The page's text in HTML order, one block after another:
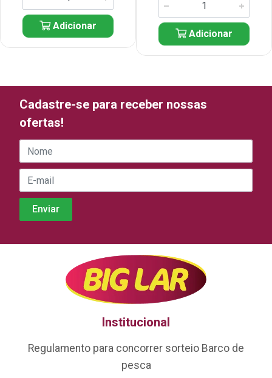
Adicionar
Adicionar
Cadastre-se para receber nossas
ofertas!
Institucional
Regulamento para concorrer sorteio Barco de
pesca